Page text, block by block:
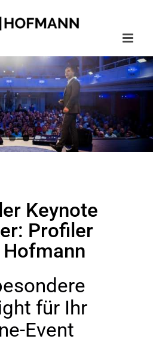
Keynote
Profiler
für Ihr
Event